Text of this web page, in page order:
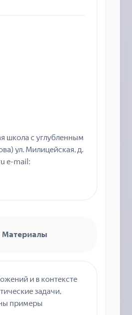
школа с углубленным
ул. Милицейская, д.
e-mail:
Материалы
и в контексте
задачи,
примеры